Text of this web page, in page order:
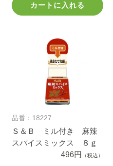
カートに入れる
品番：18227
Ｓ＆Ｂ ミル付き 麻辣
スパイスミックス ８ｇ
496円
（税込）